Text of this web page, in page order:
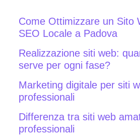
Come Ottimizzare un Sito
SEO Locale a Padova
Realizzazione siti web:
serve per ogni fase?
Marketing digitale per siti
professionali
Differenza tra siti web
professionali